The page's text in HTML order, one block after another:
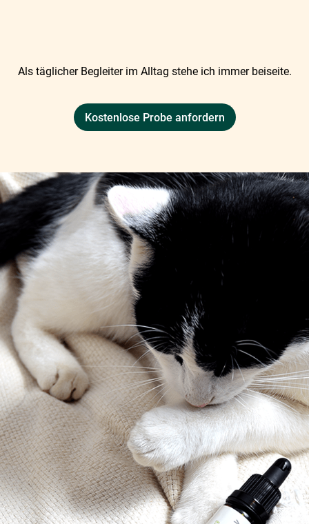
Als täglicher Begleiter im Alltag stehe ich immer beiseite.
Kostenlose Probe anfordern